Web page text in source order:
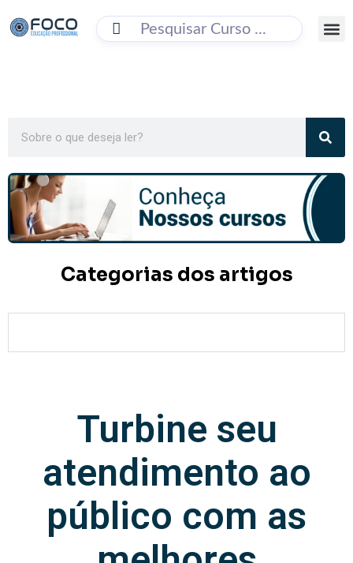
Categorias dos artigos
Turbine seu
atendimento ao
público com as